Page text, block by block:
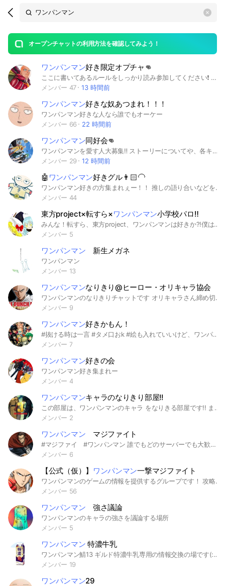
Search
OpenChats
messages
search
area
オープンチャットの利用方法を確認してみよう！
open
ワンパンマン好き限定オプチャ👊
ここに書いてあるルールをしっかり読み参加してください❗️ 暴言・禁止❌ 下ネタ禁止(ワンパンマンキャラに関係するものは多少OKです) 喧嘩禁止❌ 即抜け(×) LINEポイント目的やわざとらしい即抜けの場合は、遠慮なく通報してもらって構わないです。ですが間違って抜けてしまったという方もいると思いますので注意して下さい。 アイコンについて、好きなキャラをアイコンにしてもらって構いません👌 下ネタ系のアイコンは辞めて下さい。自分の顔などは、あまりおすすめしません😢住所など個人LINEの交換は、辞めて下さい。 新規の方が入ってきたら必ず挨拶をしましょう❗️ ※宣伝について。 宣伝は管理人に許可を取れば可能です。 また､このオプチャの宣伝はやってくれるのは、嬉しいですが宣伝する時は、宣伝可能なオプチャでお願いします🙇‍♂️ 宣伝する時は、自己責任でお願いします。 このオープンチャットを抜ける時は、なぜ抜けるのかを出来れば言って欲しいです! 他のゲームの話はOKですがずっとその話だけというのは辞めて下さい。 またこのルールに反対など変えて欲しいルールや追加して欲しい ルールがある方は、メンションして頂くかコメントに書いて頂け ると嬉しいです😊 皆仲良く楽しくワンパンマンについて語り合いましょう✨ このノートを見た方は、いいねをお願いします(お願いします) ワンパンマン好き専用オプチャです!!気軽にご参加どうぞ!ワ ンパンマン好き集まれー!! #ワンパンマン #onepunchman #一撃男 #マジファイ
メンバー 47
13 時間前
ワンパンマン好きな奴あつまれ！！！
ワンパンマン好きな人なら誰でもオーケー
メンバー 66
22 時間前
ワンパンマン同好会👊
ワンパンマンを愛す人大募集‼️ ストーリーについてや、各キャラクターの良いところや推しについて語り合いましょう‼︎待ってます‼️
メンバー 29
12 時間前
🤖 ワンパンマン好きグル👨🏻‍🦲
ワンパンマン好きの方集まれぇー！！ 推しの語り合いなどをしましょーー！！
メンバー 44
東方project×転すら×ワンパンマン小学校パロ‼️
みんな！転すら、東方project、ワンパンマンは好きか?!僕は大好k(((殴 失礼いたしました、ここはそんな同志のためのなりきり場だよ！ まあ緩也なんで最低限のルールを守ってくれればいいよ！ どれか一つしか知らない人でもだいじょーぶ！ 一応作品の説明はノートに載せておくから！ ちなみに元々小学生のキャラもあり！ 小学校の名前は桜学園（さくらがくえん）だよ!! 合言葉は好きなアニメを叫んでね！ 例:転すらが好きだぁぁぁぁ！ それじゃ！中でね〜
メンバー 5
ワンパンマン 新生メガネ
ワンパンマン
メンバー 13
ワンパンマンなりきり@ヒーロー・オリキャラ協会
ワンパンマンのなりきりチャットです オリキャラさん締め切ってます 無名での参加をお願い致します 入ったら挨拶、大事なノートの確認の方宜しくお願い致します 【急募】戦ロル要員さん 〜以下枠埋まり〜 【Ｓ級】 戦慄のタツマキ キング 童帝 ゾンビマン 超合金クロビカリ 閃光のフラッシュ 鬼サイボーグ ぷりぷりプリズナー 【A級】 イケメン仮面アマイマスク 【B級】 ハゲマント 【Ｃ級】 【怪人】 ガロウ ボロス 深海王 【その他】 音速のソニック #なりきり #也 #nrkr #アニメ #となりのヤングジャンプ #ワンパンマン #ヒーロー協会 #ヒーロー #怪人協会 #怪人 #オリキャラ #折伽羅 #戦闘 #戦ロル #戦炉留 #雑談 #恋愛
メンバー 9
ワンパンマン好きかもん！
#抜ける時は一言 #タメ口おk #絵も入れていいけど、ワンパンマン関連だったらいいよ
メンバー 7
ワンパンマン好きの会
ワンパンマン好き集まれー
メンバー 4
ワンパンマンキャラのなりきり部屋!!
この部屋は、ワンパンマンのキャラ をなりきる部屋です!! また、キャラ名は、第2期時点の 名前でお願いします! ネタバレNG❌です!よろしくお願い します!!! (ワンパンマンのゲームをやっている人も大歓迎!!) 空きキャラはノートを見てください! #ワンパンマン #なりきり #ワンパンマン一撃マジファイト
メンバー 2
ワンパンマン マジファイト
#マジファイ #ワンパンマン 誰でもどのサーバーでも大歓迎です！ 特に何も堅苦しいルールなどありませ〜ん！ 合わないと思ったら即抜け全然OK! 気軽に入ってくれい！待ってます🙏
メンバー 6
【公式（仮）】 ワンパンマン一撃マジファイト
ワンパンマンのゲームの情報を提供するグループです！ 攻略、ガシャ、キャラなどにも語りたいです！（ギルド宣伝OK） 誰でも歓迎します！他のオプチャの宣伝は禁止でお願いします！（荒らしはダメ！） 楽しく出来れば幸いです ^^ 設立日2020年 9月29日
メンバー 56
ワンパンマン 強さ議論
ワンパンマンのキャラの強さを議論する場所
メンバー 5
ワンパンマン 特濃牛乳
ワンパンマン鯖13 ギルド特濃牛乳専用の情報交換の場です(:3_ヽ)_
メンバー 19
ワンパンマン29